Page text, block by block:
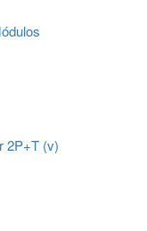
2P+T (v)